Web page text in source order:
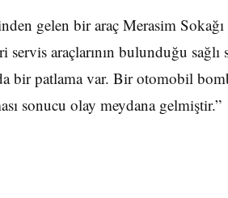
gelen bir araç Merasim
servis araçlarının bulunduğu sağlı
bir patlama var. Bir otomobil
sonucu olay meydana gelmiştir.”